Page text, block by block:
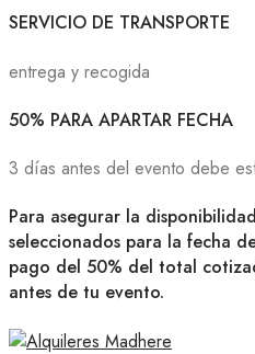
SERVICIO DE TRANSPORTE
entrega y recogida
50% PARA APARTAR FECHA
3 días antes del evento debe
Para asegurar la
seleccionados para la fecha
pago del 50% del total
antes de tu evento.